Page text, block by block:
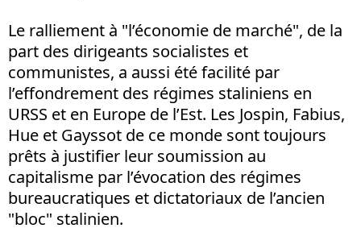
Le ralliement à "l’économie de marché", de la
part des dirigeants socialistes et
communistes, a aussi été facilité par
l’effondrement des régimes staliniens en
URSS et en Europe de l’Est. Les Jospin, Fabius,
Hue et Gayssot de ce monde sont toujours
prêts à justifier leur soumission au
capitalisme par l’évocation des régimes
bureaucratiques et dictatoriaux de l’ancien
"bloc" stalinien.